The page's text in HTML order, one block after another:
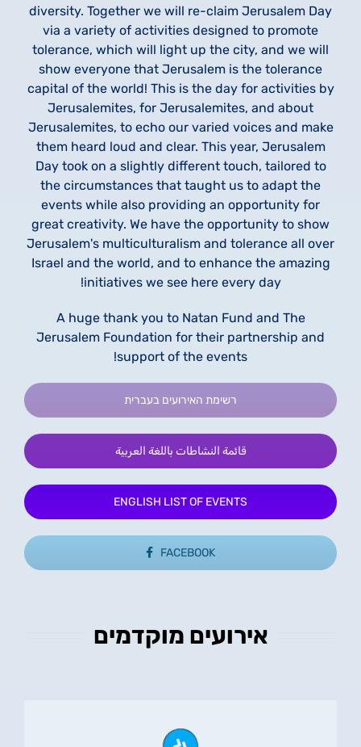
diversity. Together we will re-claim Jerusalem Day
via a variety of activities designed to promote
tolerance, which will light up the city, and we will
show everyone that Jerusalem is the tolerance
capital of the world! This is the day for activities by
Jerusalemites, for Jerusalemites, and about
Jerusalemites, to echo our varied voices and make
them heard loud and clear. This year, Jerusalem
Day took on a slightly different touch, tailored to
the circumstances that taught us to adapt the
events while also providing an opportunity for
great creativity. We have the opportunity to show
Jerusalem's multiculturalism and tolerance all over
Israel and the world, and to enhance the amazing
initiatives we see here every day!
A huge thank you to Natan Fund and The
Jerusalem Foundation for their partnership and
support of the events!
רשימת האירועים בעברית
قائمة النشاطات باللغة العربية
ENGLISH LIST OF EVENTS
FACEBOOK
אירועים מוקדמים